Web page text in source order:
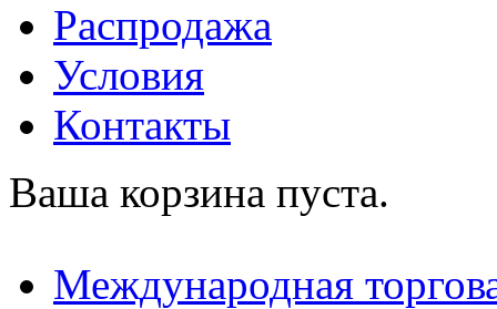
Распродажа
Условия
Контакты
Ваша корзина пуста.
Международная